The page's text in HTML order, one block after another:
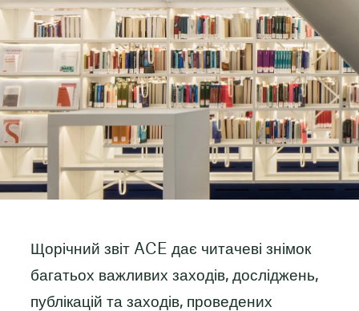
Щорічний звіт ACE дає читачеві знімок
багатьох важливих заходів, досліджень,
публікацій та заходів, проведених